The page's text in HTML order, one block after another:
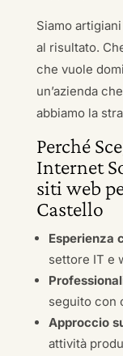
Siamo
al risultato.
che vuole
un’azienda
abbiamo la
Perché
Internet
siti web
Castello
Esperienza
settore IT e
seguito con
Approccio
attività